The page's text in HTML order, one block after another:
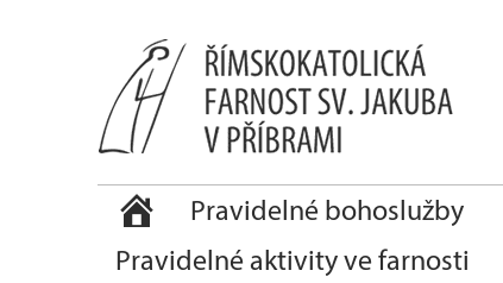
Pravidelné bohoslužby
Pravidelné aktivity ve farnosti